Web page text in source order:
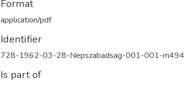
Format
application/pdf
Identifier
728-1962-03-28-Nepszabadsag-001-001-m494
Is part of